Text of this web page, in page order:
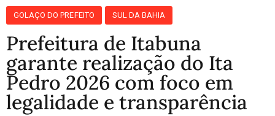
GOLAÇO DO PREFEITO SUL DA BAHIA
Prefeitura de Itabuna
garante realização do Ita
Pedro 2026 com foco em
legalidade e transparência